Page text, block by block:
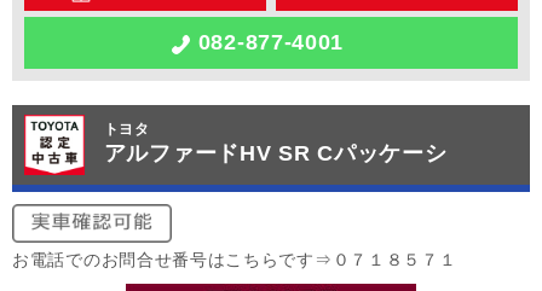
082-877-4001
トヨタ
アルファードHV SR Cパッケーシ
お電話でのお問合せ番号はこちらです⇒０７１８５７１